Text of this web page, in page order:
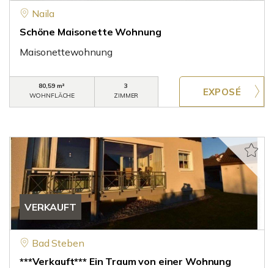
Naila
Schöne Maisonette Wohnung
Maisonettewohnung
80,59 m²
WOHNFLÄCHE
3
ZIMMER
VERKAUFT
Bad Steben
***Verkauft*** Ein Traum von einer Wohnung